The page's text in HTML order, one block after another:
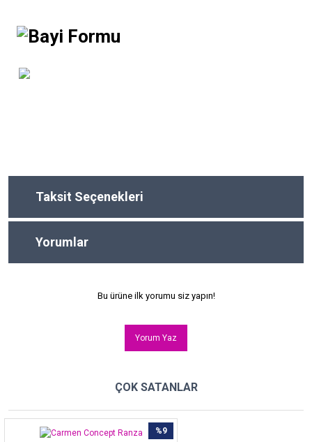
Taksit Seçenekleri
Yorumlar
Bu ürüne ilk yorumu siz yapın!
Yorum Yaz
ÇOK SATANLAR
%9